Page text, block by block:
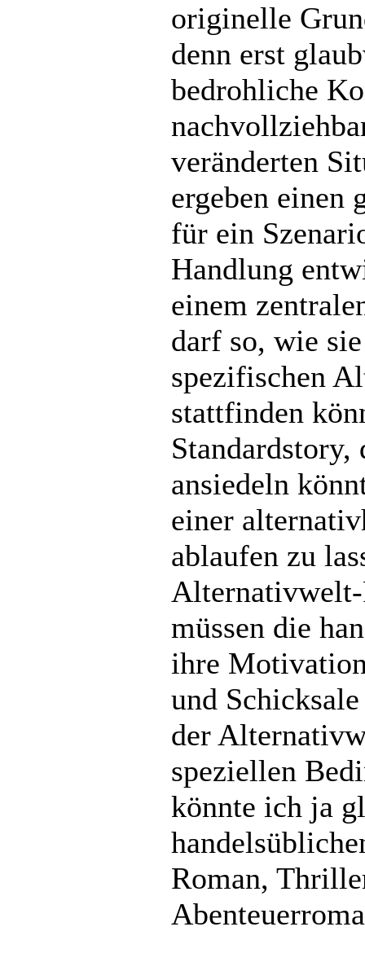
originelle
denn erst
bedrohliche
veränderten
ergeben einen
für ein
Handlung
einem
darf so, wie
spezifischen
stattfinden
ansiedeln
einer
ablaufen zu
müssen die
ihre
und
der
speziellen
könnte ich ja
Roman,